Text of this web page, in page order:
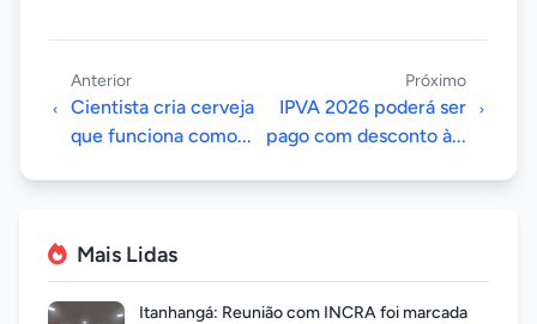
Anterior
Cientista cria cerveja
que funciona como...
Próximo
IPVA 2026 poderá ser
pago com desconto à...
Mais Lidas
Itanhangá: Reunião com INCRA foi marcada